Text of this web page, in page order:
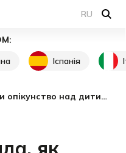
RU
Іспанія
Влада пояснила, як оформити опікунство над дитиною під час війни
як